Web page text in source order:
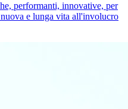
performanti, innovative, per
e lunga vita all'involucro